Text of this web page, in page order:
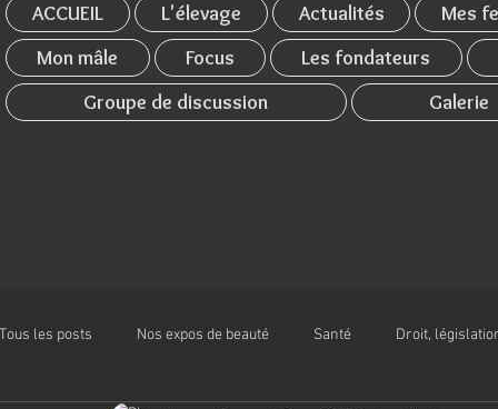
ACCUEIL L'élevage Actualités
Mes
Mon mâle
Focus Les fondateurs
Groupe de discussion
Galerie
Tous les posts Nos expos de beauté Santé Droit,